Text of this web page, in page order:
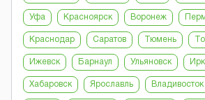
Уфа Красноярск Воронеж
Краснодар Саратов Тюмень
Ижевск Барнаул Ульяновск
Хабаровск Ярославль Владивосток